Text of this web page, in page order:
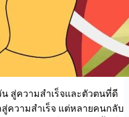
สู่ความสำเร็จและตัวตนที่ดี
ความสำเร็จ แต่หลายคนกลับ